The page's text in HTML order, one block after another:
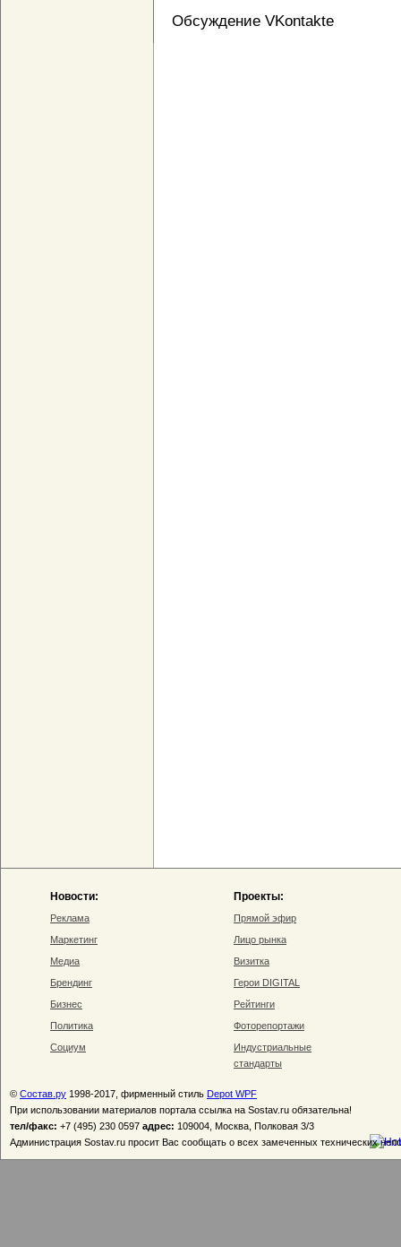
Обсуждение VKontakte
Новости:
Реклама
Маркетинг
Медиа
Брендинг
Бизнес
Политика
Социум
Проекты:
Прямой эфир
Лицо рынка
Визитка
Герои DIGITAL
Рейтинги
Фоторепортажи
Индустриальные
стандарты
© Состав.ру 1998-2017, фирменный стиль Depot WPF
При использовании материалов портала ссылка на Sostav.ru обязательна!
тел/факс: +7 (495) 230 0597 адрес: 109004, Москва, Полковая 3/3
Администрация Sostav.ru просит Вас сообщать о всех замеченных технических